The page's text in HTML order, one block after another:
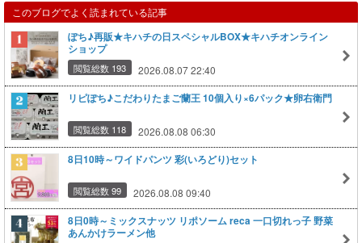
このブログでよく読まれている記事
ぽち♪再販★キハチの日スペシャルBOX★キハチオンライン
ショップ
閲覧総数 193 2026.08.07 22:40
リピぽち♪こだわりたまご蘭王 10個入り×6パック★卵右衛門
閲覧総数 118 2026.08.08 06:30
8日10時～ワイドパンツ 彩(いろどり)セット
閲覧総数 99 2026.08.08 09:40
8日0時～ミックスナッツ リポソーム reca 一口切れっ子 野菜
あんかけラーメン他